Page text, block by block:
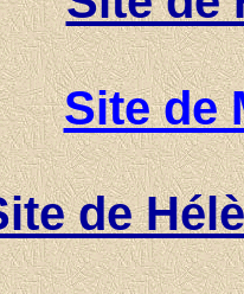
Site de
de